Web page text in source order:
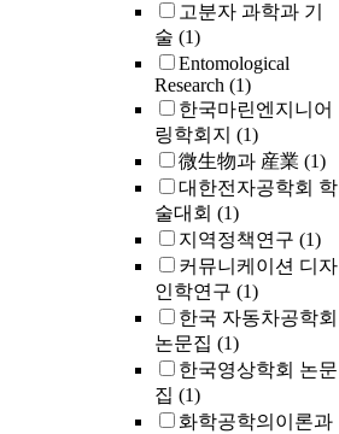
고분자 과학과 기
술 (1)
Entomological
Research (1)
한국마린엔지니어
링학회지 (1)
微生物과 産業 (1)
대한전자공학회 학
술대회 (1)
지역정책연구 (1)
커뮤니케이션 디자
인학연구 (1)
한국 자동차공학회
논문집 (1)
한국영상학회 논문
집 (1)
화학공학의이론과